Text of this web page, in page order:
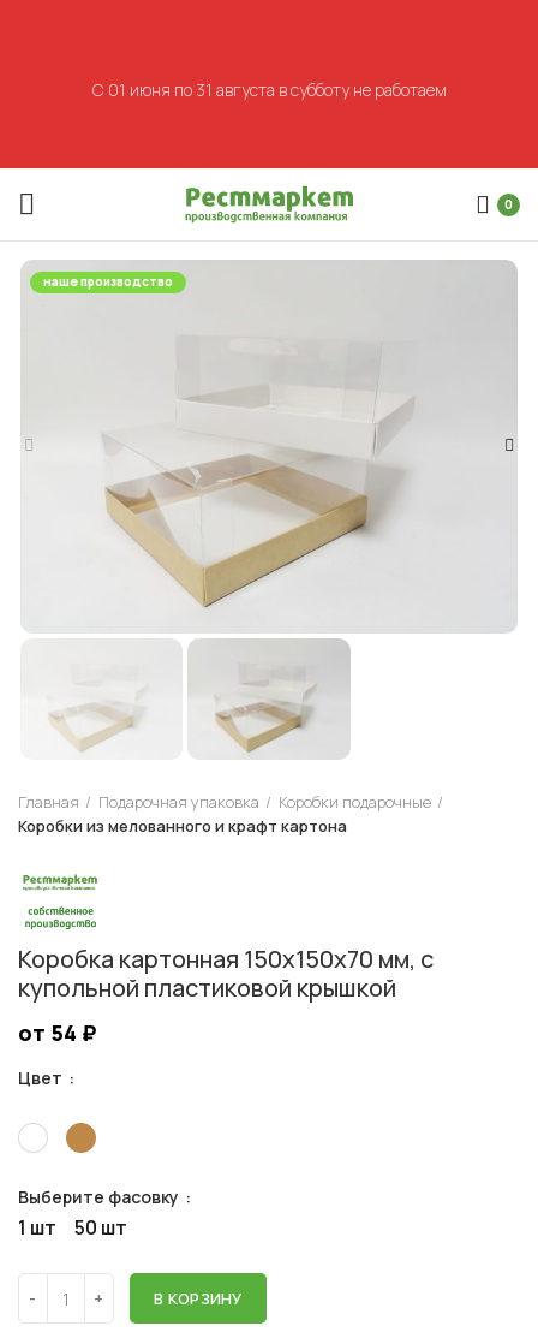
0
наше производство
Главная Подарочная упаковка
Коробки подарочные
Коробки из мелованного и крафт картона
Коробка картонная 150х150х70 мм, с
купольной пластиковой крышкой
от 54 ₽
Цвет
Выберите фасовку
1 шт 50 шт
В КОРЗИНУ
С 01 июня по 31 августа в субботу не работаем